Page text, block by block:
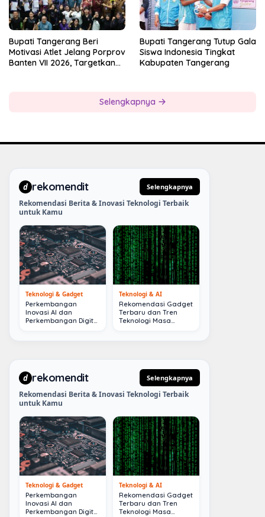
Bupati Tangerang Beri
Motivasi Atlet Jelang Porprov
Banten VII 2026, Targetkan
Bupati Tangerang Tutup Gala
Siswa Indonesia Tingkat
Kabupaten Tangerang
Selengkapnya
d rekomendit Selengkapnya
Rekomendasi Berita & Inovasi Teknologi Terbaik
untuk Kamu
Teknologi & Gadget
Perkembangan
Inovasi AI dan
Perkembangan Digital
Teknologi & AI
Rekomendasi Gadget
Terbaru dan Tren
Teknologi Masa
d rekomendit Selengkapnya
Rekomendasi Berita & Inovasi Teknologi Terbaik
untuk Kamu
Teknologi & Gadget
Perkembangan
Inovasi AI dan
Perkembangan Digital
Teknologi & AI
Rekomendasi Gadget
Terbaru dan Tren
Teknologi Masa